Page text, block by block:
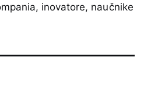
inovatore, naučnike